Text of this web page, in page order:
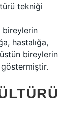
tekniği
bireylerin
hastalığa,
bireylerin